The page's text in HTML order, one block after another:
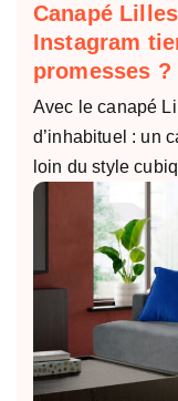
Canapé
Instagram
promesses ?
Avec le canapé
d’inhabituel : un
loin du style